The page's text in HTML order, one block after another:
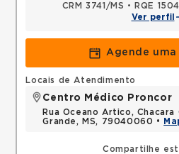
CRM 3741/MS •
RQE
Ver perfil
Agende
Compartilhe
Locais de Atendimento
Centro Médico Proncor
Rua Oceano Artico, Chacara
Grande, MS, 79040060 •